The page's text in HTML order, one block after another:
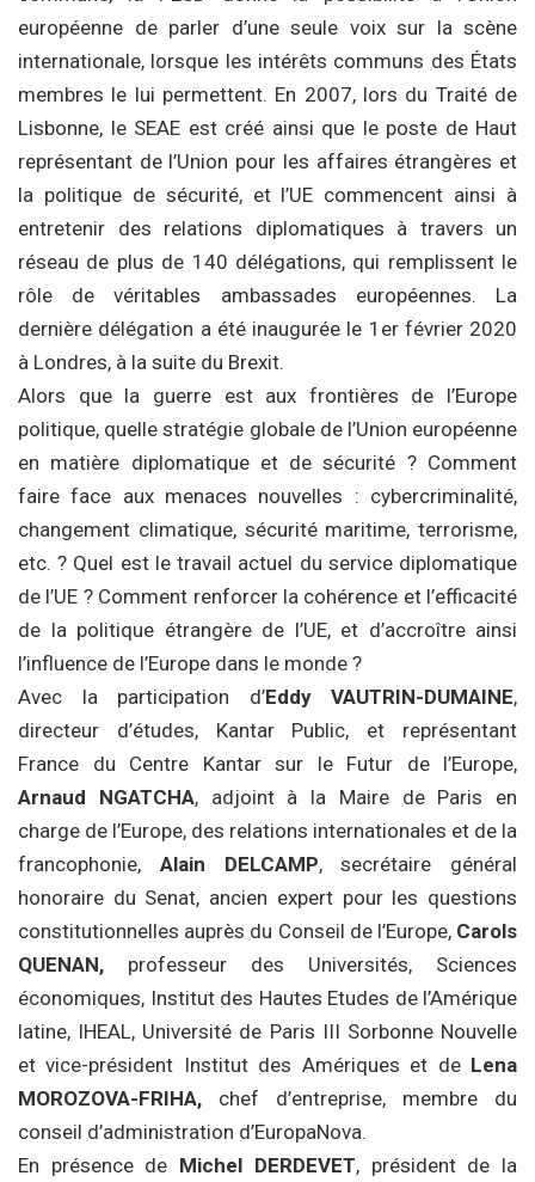
européenne de parler d’une seule voix sur la scène
internationale, lorsque les intérêts communs des États
membres le lui permettent. En 2007, lors du Traité de
Lisbonne, le SEAE est créé ainsi que le poste de Haut
représentant de l’Union pour les affaires étrangères et
la politique de sécurité, et l’UE commencent ainsi à
entretenir des relations diplomatiques à travers un
réseau de plus de 140 délégations, qui remplissent le
rôle de véritables ambassades européennes. La
dernière délégation a été inaugurée le 1er février 2020
à Londres, à la suite du Brexit.
Alors que la guerre est aux frontières de l’Europe
politique, quelle stratégie globale de l’Union européenne
en matière diplomatique et de sécurité ? Comment
faire face aux menaces nouvelles : cybercriminalité,
changement climatique, sécurité maritime, terrorisme,
etc. ? Quel est le travail actuel du service diplomatique
de l’UE ? Comment renforcer la cohérence et l’efficacité
de la politique étrangère de l’UE, et d’accroître ainsi
l’influence de l’Europe dans le monde ?
Avec la participation d’Eddy VAUTRIN-DUMAINE,
directeur d’études, Kantar Public, et représentant
France du Centre Kantar sur le Futur de l’Europe,
Arnaud NGATCHA, adjoint à la Maire de Paris en
charge de l’Europe, des relations internationales et de la
francophonie, Alain DELCAMP, secrétaire général
honoraire du Senat, ancien expert pour les questions
constitutionnelles auprès du Conseil de l’Europe, Carols
QUENAN, professeur des Universités, Sciences
économiques, Institut des Hautes Etudes de l’Amérique
latine, IHEAL, Université de Paris III Sorbonne Nouvelle
et vice-président Institut des Amériques et de Lena
MOROZOVA-FRIHA, chef d’entreprise, membre du
conseil d’administration d’EuropaNova.
En présence de Michel DERDEVET, président de la